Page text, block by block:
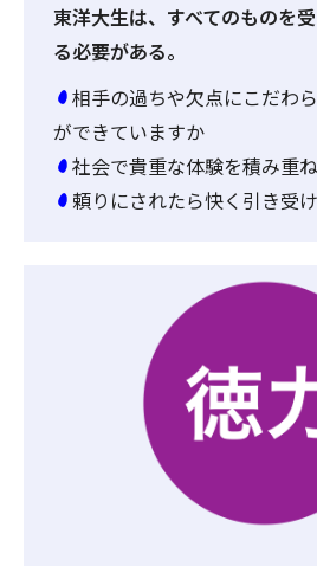
東洋大生は、すべてのものを
る必要がある。
相手の過ちや欠点にこだわ
ができていますか
社会で貴重な体験を積み重
頼りにされたら快く引き受